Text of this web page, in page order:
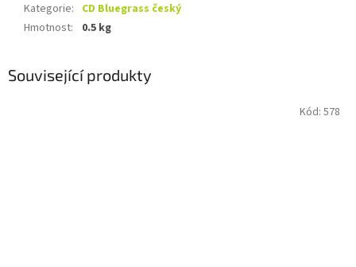
Kategorie: CD Bluegrass český
Hmotnost: 0.5 kg
Související produkty
Kód: 578